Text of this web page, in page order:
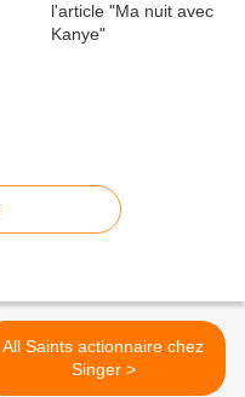
All Saints actionnaire chez
Singer >